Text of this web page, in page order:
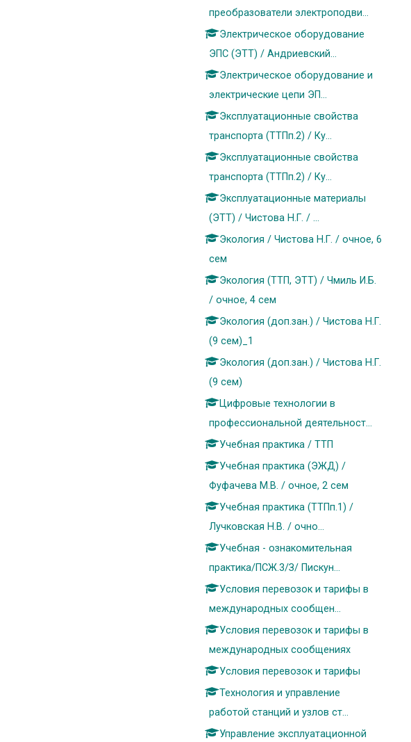
преобразователи электроподви...
Электрическое оборудование
ЭПС (ЭТТ) / Андриевский...
Электрическое оборудование и
электрические цепи ЭП...
Эксплуатационные свойства
транспорта (ТТПп.2) / Ку...
Эксплуатационные свойства
транспорта (ТТПп.2) / Ку...
Эксплуатационные материалы
(ЭТТ) / Чистова Н.Г. / ...
Экология / Чистова Н.Г. / очное, 6
сем
Экология (ТТП, ЭТТ) / Чмиль И.Б.
/ очное, 4 сем
Экология (доп.зан.) / Чистова Н.Г.
(9 сем)_1
Экология (доп.зан.) / Чистова Н.Г.
(9 сем)
Цифровые технологии в
профессиональной деятельност...
Учебная практика / ТТП
Учебная практика (ЭЖД) /
Фуфачева М.В. / очное, 2 сем
Учебная практика (ТТПп.1) /
Лучковская Н.В. / очно...
Учебная - ознакомительная
практика/ПСЖ.3/З/ Пискун...
Условия перевозок и тарифы в
международных сообщен...
Условия перевозок и тарифы в
международных сообщениях
Условия перевозок и тарифы
Технология и управление
работой станций и узлов ст...
Управление эксплуатационной